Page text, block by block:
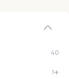
40
1+